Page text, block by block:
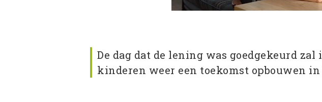
De dag dat de lening was goedgekeurd
kinderen weer een toekomst opbouwen